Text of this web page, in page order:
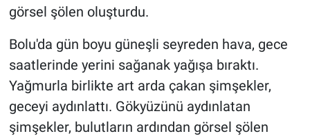
görsel şölen oluşturdu.
Bolu'da gün boyu güneşli seyreden hava, gece
saatlerinde yerini sağanak yağışa bıraktı.
Yağmurla birlikte art arda çakan şimşekler,
geceyi aydınlattı. Gökyüzünü aydınlatan
şimşekler, bulutların ardından görsel şölen